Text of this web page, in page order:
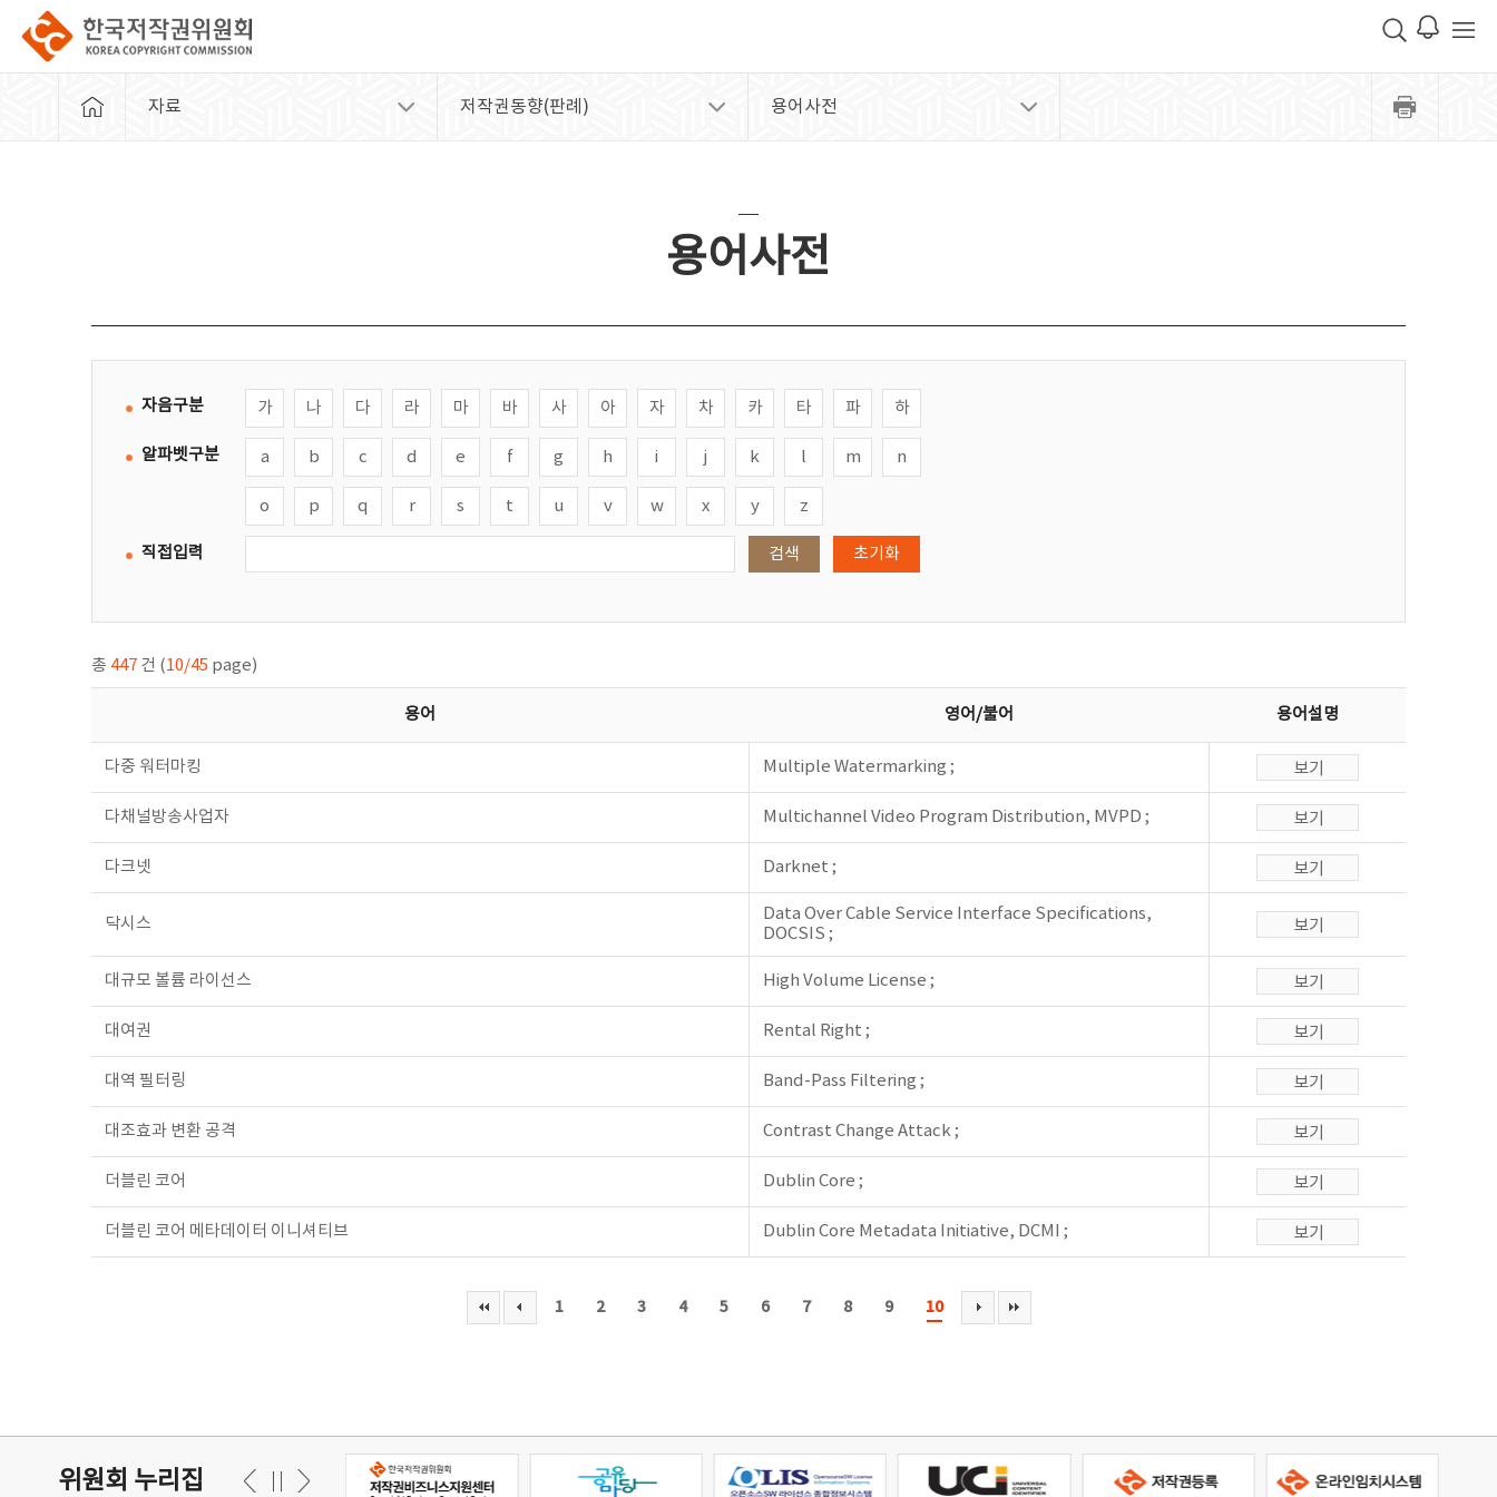
자료 저작권동향(판례) 용어사전
용어사전
자음구분 가 나 다 라 마 바 사 아 자 차 카 타 파 하
알파벳구분 a b c d e f g h i j k l m n
o p q r s t u v w x y z
직접입력 검색 초기화
총 447 건 (10/45 page)
용어 영어/불어 용어설명
다중 워터마킹 Multiple Watermarking ;
다채널방송사업자 Multichannel Video Program Distribution, MVPD ;
다크넷 Darknet ;
닥시스
Data Over Cable Service Interface Specifications,
DOCSIS ;
대규모 볼륨 라이선스 High Volume License ;
대여권 Rental Right ;
대역 필터링 Band-Pass Filtering ;
대조효과 변환 공격 Contrast Change Attack ;
더블린 코어 Dublin Core ;
더블린 코어 메타데이터 이니셔티브 Dublin Core Metadata Initiative, DCMI ;
1 2 3 4 5 6 7 8 9 10
위원회 누리집